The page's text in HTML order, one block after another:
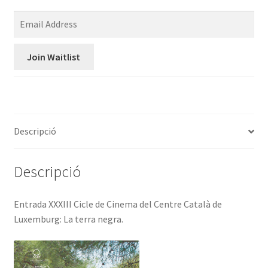
r
m
l
a
d
d
Join Waitlist
Descripció
Descripció
Entrada XXXIII Cicle de Cinema del Centre Català de
Luxemburg: La terra negra.